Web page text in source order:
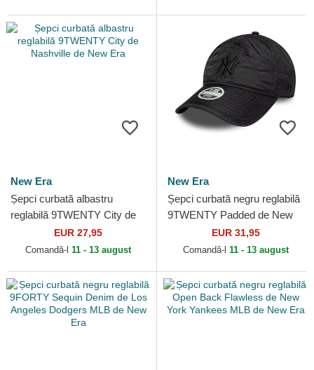
New Era
Șepci curbată albastru
reglabilă 9TWENTY City de
Nashville de New Era
EUR 27,95
Comandă-l 11 - 13 august
New Era
Șepci curbată negru reglabilă
9TWENTY Padded de New
York Yankees MLB de New
Era
EUR 31,95
Comandă-l 11 - 13 august